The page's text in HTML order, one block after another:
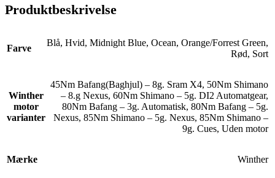
Produktbeskrivelse
Farve
Blå, Hvid, Midnight Blue, Ocean, Orange/Forrest Green,
Rød, Sort
Winther
motor
varianter
45Nm Bafang(Baghjul) – 8g. Sram X4, 50Nm Shimano
– 8.g Nexus, 60Nm Shimano – 5g. DI2 Automatgear,
80Nm Bafang – 3g. Automatisk, 80Nm Bafang – 5g.
Nexus, 85Nm Shimano – 5g. Nexus, 85Nm Shimano –
9g. Cues, Uden motor
Mærke Winther